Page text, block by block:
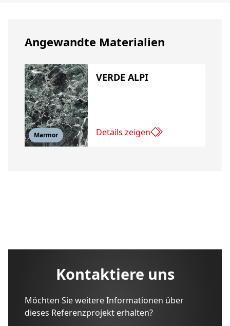
Angewandte Materialien
Marmor
VERDE ALPI
Details zeigen
Kontaktiere uns
Möchten Sie weitere Informationen über
dieses Referenzprojekt erhalten?